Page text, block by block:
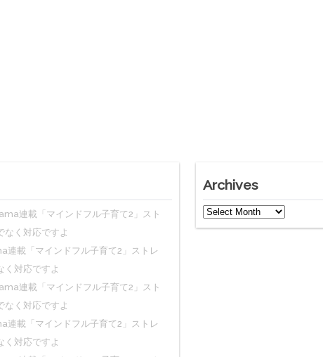
連載「マインドフル子育て2」スト
なく対応ですよ
連載「マインドフル子育て2」ストレ
く対応ですよ
連載「マインドフル子育て2」スト
なく対応ですよ
連載「マインドフル子育て2」ストレ
く対応ですよ
Archives